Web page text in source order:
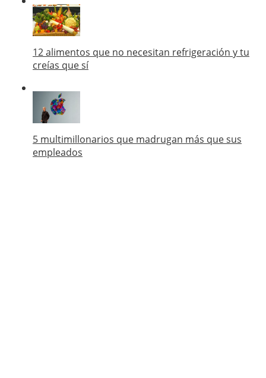
12 alimentos que no necesitan refrigeración y tu
creías que sí
5 multimillonarios que madrugan más que sus
empleados